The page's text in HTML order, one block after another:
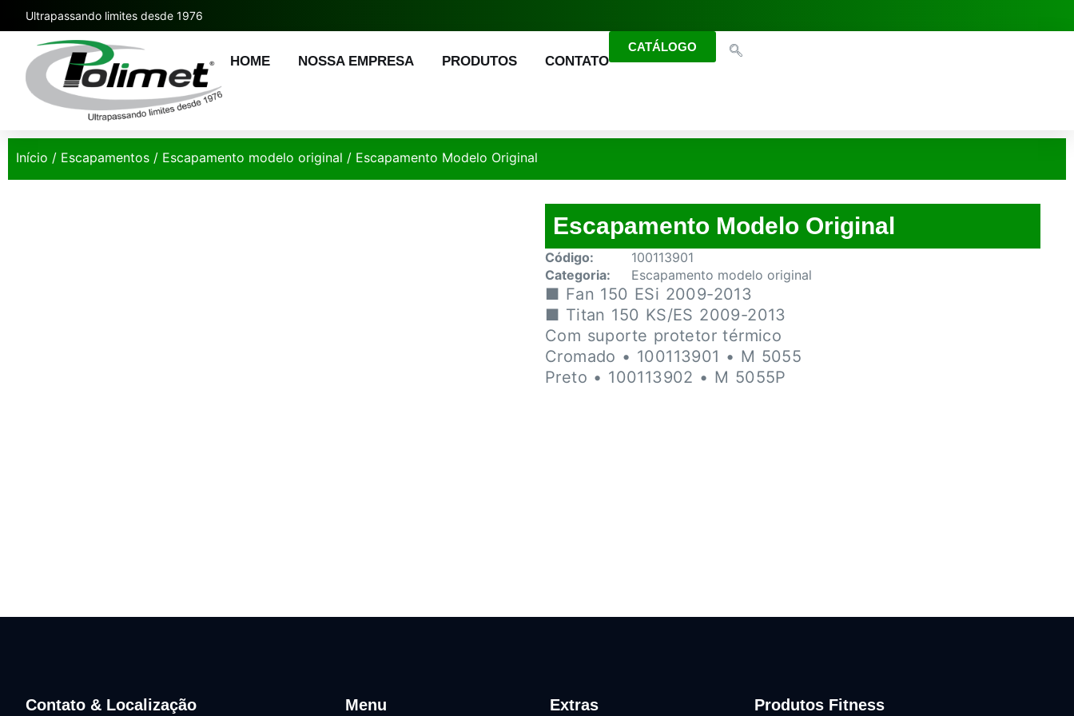
Ultrapassando limites desde 1976
HOME NOSSA EMPRESA PRODUTOS CONTATO
CATÁLOGO
Início / Escapamentos / Escapamento modelo original / Escapamento Modelo Original
Escapamento Modelo Original
Código:
100113901
Categoria:
Escapamento modelo original
■ Fan 150 ESi 2009-2013
■ Titan 150 KS/ES 2009-2013
Com suporte protetor térmico
Cromado • 100113901 • M 5055
Preto • 100113902 • M 5055P
Contato & Localização Menu Extras Produtos Fitness